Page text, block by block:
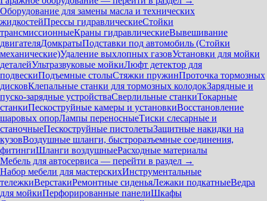
Оборудование для замены масла и технических
жидкостейПрессы гидравлическиеСтойки
трансмиссионныеКраны гидравлическиеВывешивание
двигателяДомкратыПодставки под автомобиль (Стойки
механические)Удаление выхлопных газовУстановки для мойки
деталейУльтразвуковые мойкиЛюфт детектор для
подвескиПодъемные столыСтяжки пружинПроточка тормозных
дисковКлепальные станки для тормозных колодокЗарядные и
пуско-зарядные устройстваСверлильные станкиТокарные
станкиПескоструйные камеры и установкиВосстановление
шаровых опорЛампы переносныеТиски слесарные и
станочныеПескоструйные пистолетыЗащитные накидки на
кузовВоздушные шланги, быстроразъемные соединения,
фитингиШланги воздушныеРасходные материалы
Мебель для автосервиса — перейти в раздел →
Набор мебели для мастерскихИнструментальные
тележкиВерстакиРемонтные сиденьяЛежаки подкатныеВедра
для мойкиПерфорированные панелиШкафы